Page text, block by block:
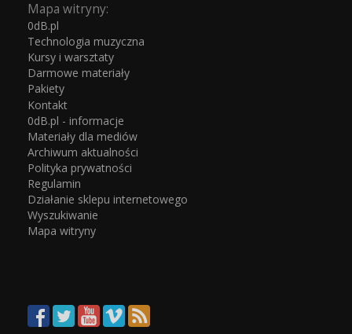
Mapa witryny:
0dB.pl
Technologia muzyczna
Kursy i warsztaty
Darmowe materiały
Pakiety
Kontakt
0dB.pl - informacje
Materiały dla mediów
Archiwum aktualności
Polityka prywatności
Regulamin
Działanie sklepu internetowego
Wyszukiwanie
Mapa witryny